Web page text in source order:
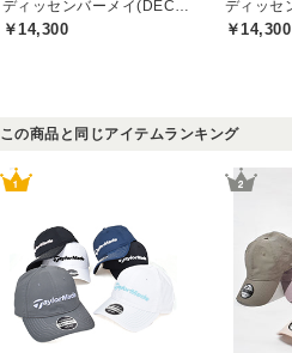
￥14,300 ￥14,300
この商品と同じアイテムランキング